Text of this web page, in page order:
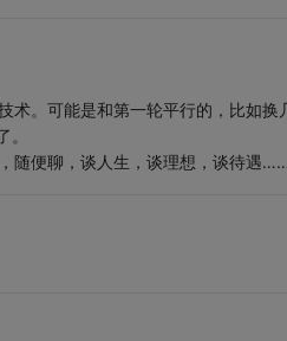
术。可能是和第一轮平行的，比如
随便聊，谈人生，谈理想，谈待遇……